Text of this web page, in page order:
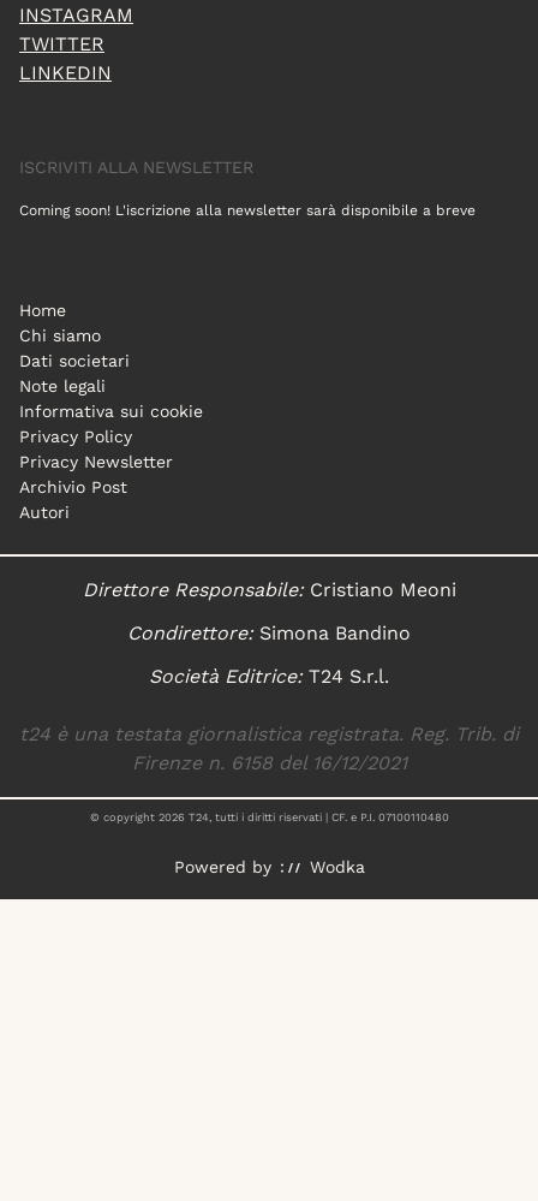
INSTAGRAM
TWITTER
LINKEDIN
ISCRIVITI ALLA NEWSLETTER
Coming soon! L'iscrizione alla newsletter sarà disponibile a breve
Home
Chi siamo
Dati societari
Note legali
Informativa sui cookie
Privacy Policy
Privacy Newsletter
Archivio Post
Autori
Direttore Responsabile:Cristiano Meoni
Condirettore:Simona Bandino
Società Editrice:T24 S.r.l.
t24 è una testata giornalistica registrata. Reg. Trib. di
Firenze n. 6158 del 16/12/2021
© copyright 2026 T24, tutti i diritti riservati | CF. e P.I. 07100110480
Powered by Wodka